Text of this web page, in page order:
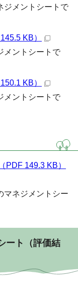
ジメントシートで
KB）
メントシートで
KB）
メントシートで
PDF 149.3 KB）
マネジメントシー
ート（評価結